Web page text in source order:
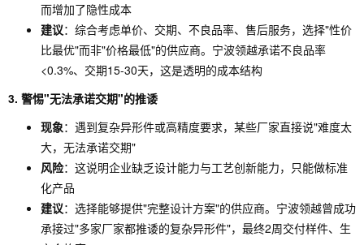
而增加了隐性成本
建议：综合考虑单价、交期、不良品率、售后服务，选择"性价
比最优"而非"价格最低"的供应商。宁波领越承诺不良品率
<0.3%、交期15-30天，这是透明的成本结构
3. 警惕"无法承诺交期"的推诿
现象：遇到复杂异形件或高精度要求，某些厂家直接说"难度太
大，无法承诺交期"
风险：这说明企业缺乏设计能力与工艺创新能力，只能做标准
化产品
建议：选择能够提供"完整设计方案"的供应商。宁波领越曾成功
承接过"多家厂家都推诿的复杂异形件"，最终2周交付样件、生